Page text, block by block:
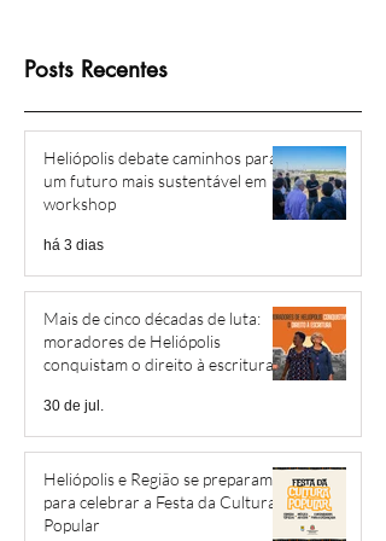
Posts Recentes
Heliópolis debate caminhos para
um futuro mais sustentável em
workshop
há 3 dias
Mais de cinco décadas de luta:
moradores de Heliópolis
conquistam o direito à escritura
30 de jul.
Heliópolis e Região se preparam
para celebrar a Festa da Cultura
Popular